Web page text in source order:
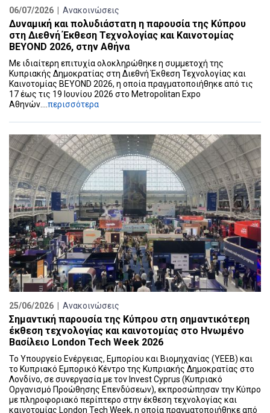
06/07/2026 | Ανακοινώσεις
Δυναμική και πολυδιάστατη η παρουσία της Κύπρου
στη Διεθνή Έκθεση Τεχνολογίας και Καινοτομίας
BEYOND 2026, στην Αθήνα
Με ιδιαίτερη επιτυχία ολοκληρώθηκε η συμμετοχή της
Κυπριακής Δημοκρατίας στη Διεθνή Έκθεση Τεχνολογίας και
Καινοτομίας BEYOND 2026, η οποία πραγματοποιήθηκε από τις
17 έως τις 19 Ιουνίου 2026 στο Metropolitan Expo
Αθηνών.... περισσότερα
25/06/2026 | Ανακοινώσεις
Σημαντική παρουσία της Κύπρου στη σημαντικότερη
έκθεση τεχνολογίας και καινοτομίας στο Ηνωμένο
Βασίλειο London Tech Week 2026
Το Υπουργείο Ενέργειας, Εμπορίου και Βιομηχανίας (ΥΕΕΒ) και
το Κυπριακό Εμπορικό Κέντρο της Κυπριακής Δημοκρατίας στο
Λονδίνο, σε συνεργασία με τον Invest Cyprus (Κυπριακό
Οργανισμό Προώθησης Επενδύσεων), εκπροσώπησαν την Κύπρο
με πληροφοριακό περίπτερο στην έκθεση τεχνολογίας και
καινοτομίας London Tech Week, η οποία πραγματοποιήθηκε από